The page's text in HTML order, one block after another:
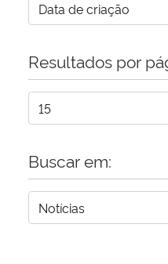
Resultados por
Buscar em: